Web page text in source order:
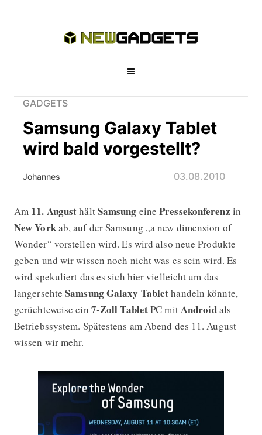
GADGETS
Samsung Galaxy Tablet
wird bald vorgestellt?
Johannes 03.08.2010
Samsung Galaxy Tablet wird bald
Am 11. AugusthältSamsung einePressekonferenz in
New Yorkab, auf der Samsung „a new dimension of
Wonder“ vorstellen wird. Es wird also neue Produkte
geben und wir wissen noch nicht was es sein wird. Es
wird spekuliert das es sich hier vielleicht um das
langersehteSamsung Galaxy Tablethandeln könnte,
gerüchteweise ein 7-ZollTabletPC mitAndroidals
Betriebssystem. Spätestens am Abend des 11. August
wissen wir mehr.